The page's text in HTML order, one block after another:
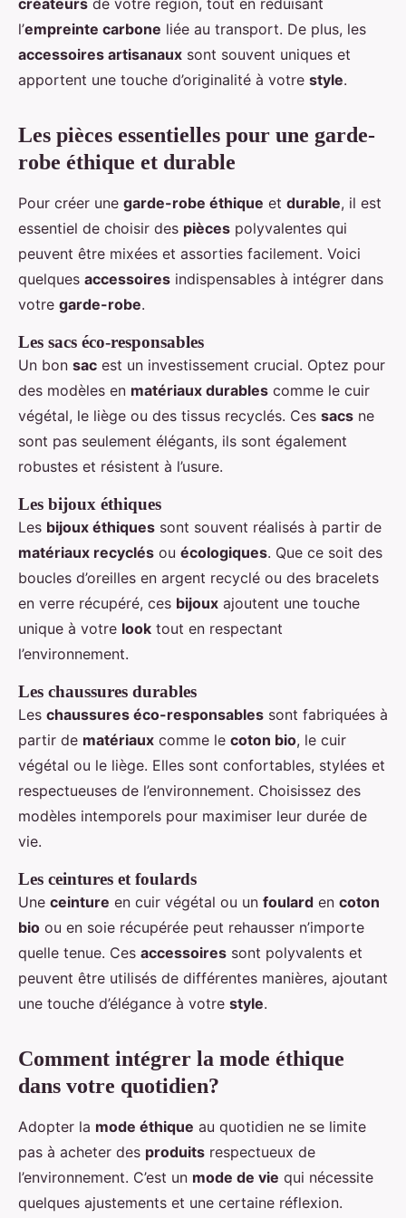
créateurs de votre région, tout en réduisant
l’empreinte carbone liée au transport. De plus, les
accessoires artisanaux sont souvent uniques et
apportent une touche d’originalité à votre style.
Les pièces essentielles pour une garde-
robe éthique et durable
Pour créer une garde-robe éthique et durable, il est
essentiel de choisir des pièces polyvalentes qui
peuvent être mixées et assorties facilement. Voici
quelques accessoires indispensables à intégrer dans
votre garde-robe.
Les sacs éco-responsables
Un bon sac est un investissement crucial. Optez pour
des modèles en matériaux durables comme le cuir
végétal, le liège ou des tissus recyclés. Ces sacs ne
sont pas seulement élégants, ils sont également
robustes et résistent à l’usure.
Les bijoux éthiques
Les bijoux éthiques sont souvent réalisés à partir de
matériaux recyclés ou écologiques. Que ce soit des
boucles d’oreilles en argent recyclé ou des bracelets
en verre récupéré, ces bijoux ajoutent une touche
unique à votre look tout en respectant
l’environnement.
Les chaussures durables
Les chaussures éco-responsables sont fabriquées à
partir de matériaux comme le coton bio, le cuir
végétal ou le liège. Elles sont confortables, stylées et
respectueuses de l’environnement. Choisissez des
modèles intemporels pour maximiser leur durée de
vie.
Les ceintures et foulards
Une ceinture en cuir végétal ou un foulard en coton
bio ou en soie récupérée peut rehausser n’importe
quelle tenue. Ces accessoires sont polyvalents et
peuvent être utilisés de différentes manières, ajoutant
une touche d’élégance à votre style.
Comment intégrer la mode éthique
dans votre quotidien?
Adopter la mode éthique au quotidien ne se limite
pas à acheter des produits respectueux de
l’environnement. C’est un mode de vie qui nécessite
quelques ajustements et une certaine réflexion.